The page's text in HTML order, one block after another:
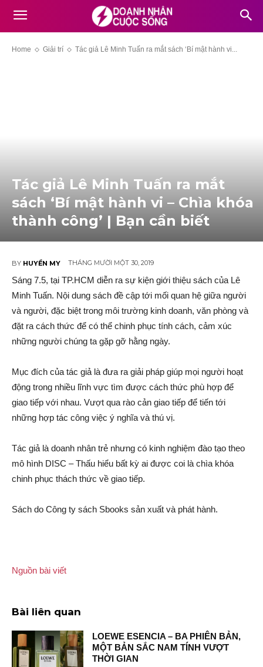
Home Giải trí Tác giả Lê Minh Tuấn ra mắt sách ‘Bí mật hành vi...
Tác giả Lê Minh Tuấn ra mắt
sách ‘Bí mật hành vi – Chìa khóa
thành công’ | Bạn cần biết
BY HUYỀN MY THÁNG MƯỜI MỘT 30, 2019
Sáng 7.5, tại TP.HCM diễn ra sự kiện giới thiệu sách của Lê
Minh Tuấn. Nội dung sách đề cập tới mối quan hệ giữa người
và người, đặc biệt trong môi trường kinh doanh, văn phòng và
đặt ra cách thức để có thể chinh phục tính cách, cảm xúc
những người chúng ta gặp gỡ hằng ngày.
Mục đích của tác giả là đưa ra giải pháp giúp mọi người hoạt
động trong nhiều lĩnh vực tìm được cách thức phù hợp để
giao tiếp với nhau. Vượt qua rào cản giao tiếp để tiến tới
những hợp tác công việc ý nghĩa và thú vị.
Tác giả là doanh nhân trẻ nhưng có kinh nghiệm đào tạo theo
mô hình DISC – Thấu hiểu bất kỳ ai được coi là chìa khóa
chinh phục thách thức về giao tiếp.
Sách do Công ty sách Sbooks sản xuất và phát hành.
Nguồn bài viết
Bài liên quan
LOEWE ESENCIA – BA PHIÊN BẢN,
MỘT BẢN SẮC NAM TÍNH VƯỢT
THỜI GIAN